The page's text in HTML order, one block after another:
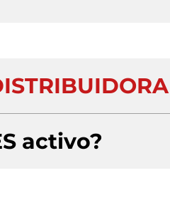
activo?